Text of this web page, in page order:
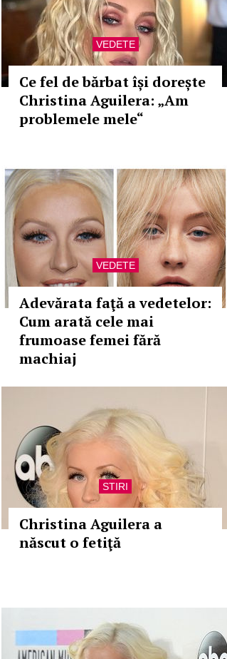
VEDETE
Ce fel de bărbat își dorește
Christina Aguilera: „Am
problemele mele“
VEDETE
Adevărata faţă a vedetelor:
Cum arată cele mai
frumoase femei fără
machiaj
STIRI
Christina Aguilera a
născut o fetiţă